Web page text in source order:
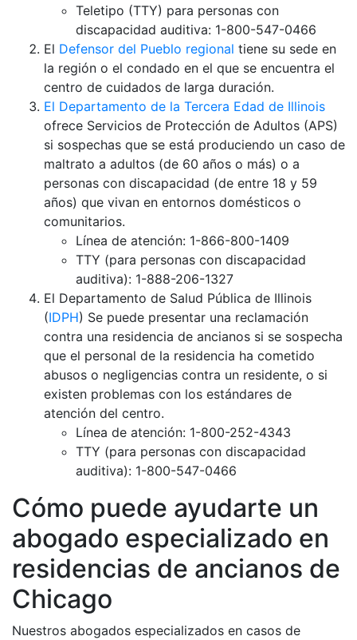
Teletipo (TTY) para personas con
discapacidad auditiva: 1-800-547-0466
El Defensor del Pueblo regional tiene su sede en
la región o el condado en el que se encuentra el
centro de cuidados de larga duración.
El Departamento de la Tercera Edad de Illinois
ofrece Servicios de Protección de Adultos (APS)
si sospechas que se está produciendo un caso de
maltrato a adultos (de 60 años o más) o a
personas con discapacidad (de entre 18 y 59
años) que vivan en entornos domésticos o
comunitarios.
Línea de atención: 1-866-800-1409
TTY (para personas con discapacidad
auditiva): 1-888-206-1327
El Departamento de Salud Pública de Illinois
(IDPH) Se puede presentar una reclamación
contra una residencia de ancianos si se sospecha
que el personal de la residencia ha cometido
abusos o negligencias contra un residente, o si
existen problemas con los estándares de
atención del centro.
Línea de atención: 1-800-252-4343
TTY (para personas con discapacidad
auditiva): 1-800-547-0466
Cómo puede ayudarte un
abogado especializado en
residencias de ancianos de
Chicago
Nuestros abogados especializados en casos de